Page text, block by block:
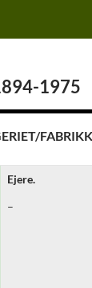
1975
Ejere.
–